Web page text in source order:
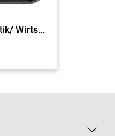
Buchner weekly - Politik/ Wirtschaft